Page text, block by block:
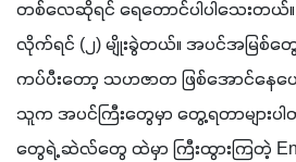
တစ်လေဆိုရင် ရေတောင်ပါပါသေးတယ်
လိုက်ရင် (၂) မျိုးခွဲတယ်။ အပင်အမြစ်
ကပ်ပီးတော့ သဟဇာတ ဖြစ်အောင်နေပ
သူက အပင်ကြီးတွေမှာ တွေ့ရတာများပ
တွေရဲ့ ဆဲလ်တွေ ထဲမှာ ကြီးထွားကြတဲ့